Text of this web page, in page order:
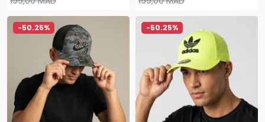
-50.25% -50.25%